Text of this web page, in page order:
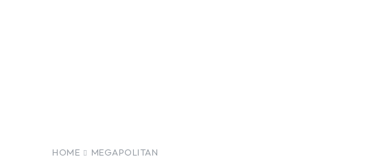
HOME MEGAPOLITAN